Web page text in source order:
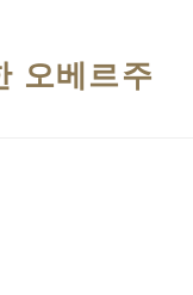
오베르주